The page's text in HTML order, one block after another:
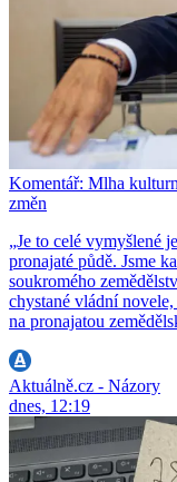
Komentář: Mlha
změn
„Je to celé vymyšlené
pronajaté půdě. Jsme
soukromého
chystané vládní
na pronajatou
Aktuálně.cz - Názory
dnes, 12:19